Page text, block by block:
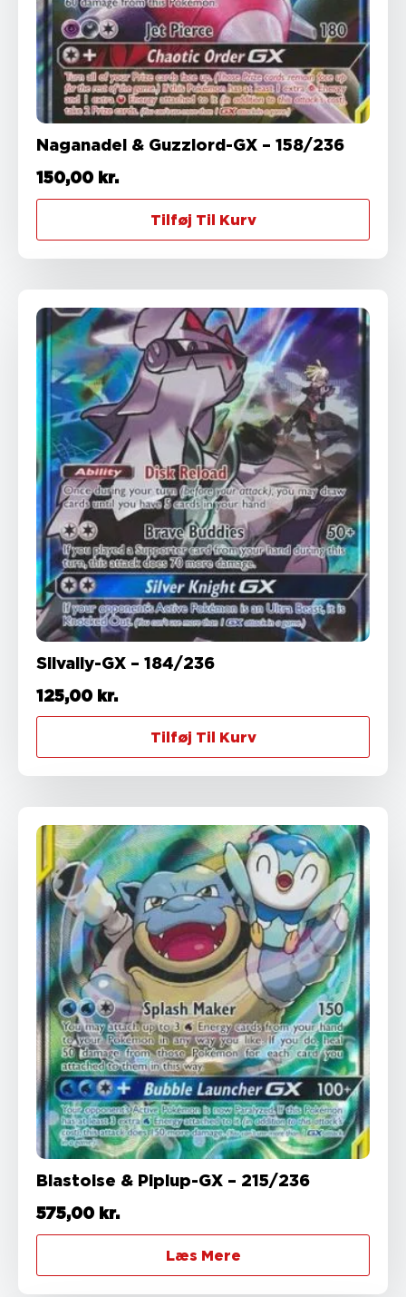
Naganadel & Guzzlord-GX – 158/236
150,00 kr.
Tilføj Til Kurv
Silvally-GX – 184/236
125,00 kr.
Tilføj Til Kurv
Blastoise & Piplup-GX – 215/236
575,00 kr.
Læs Mere